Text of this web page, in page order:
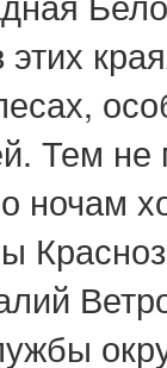
Тем
ночам